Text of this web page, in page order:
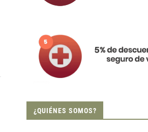
¿QUIÉNES SOMOS?